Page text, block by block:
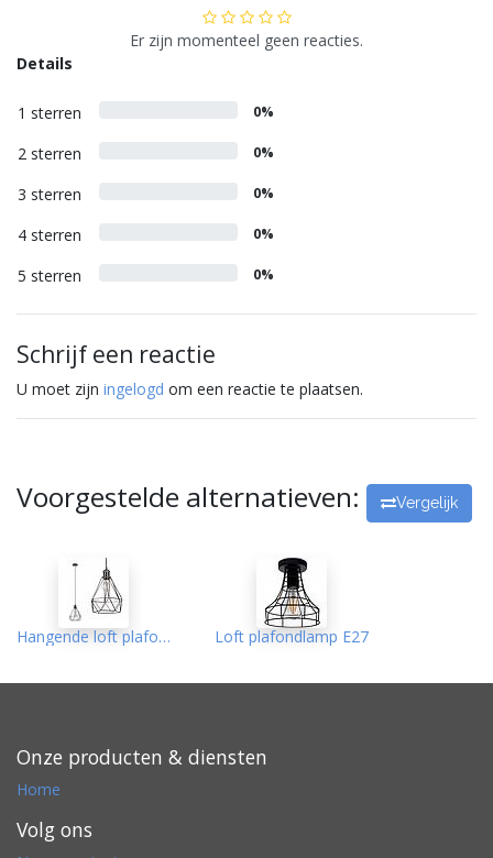
Er zijn momenteel geen reacties.
Details
1 sterren 0%
2 sterren 0%
3 sterren 0%
4 sterren 0%
5 sterren 0%
Schrijf een reactie
U moet zijn ingelogd om een reactie te plaatsen.
Voorgestelde alternatieven: Vergelijk
Hangende loft plafondlamp DIAMENT Loft plafondlamp E27
Onze producten & diensten
Home
Volg ons